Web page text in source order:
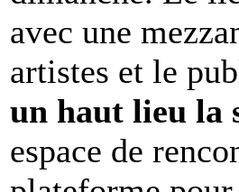
avec une
artistes et le
un haut lieu la
espace de